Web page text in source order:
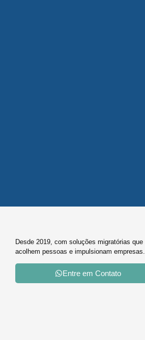
Desde 2019, com soluções migratórias que
acolhem pessoas e impulsionam empresas.
Entre em Contato